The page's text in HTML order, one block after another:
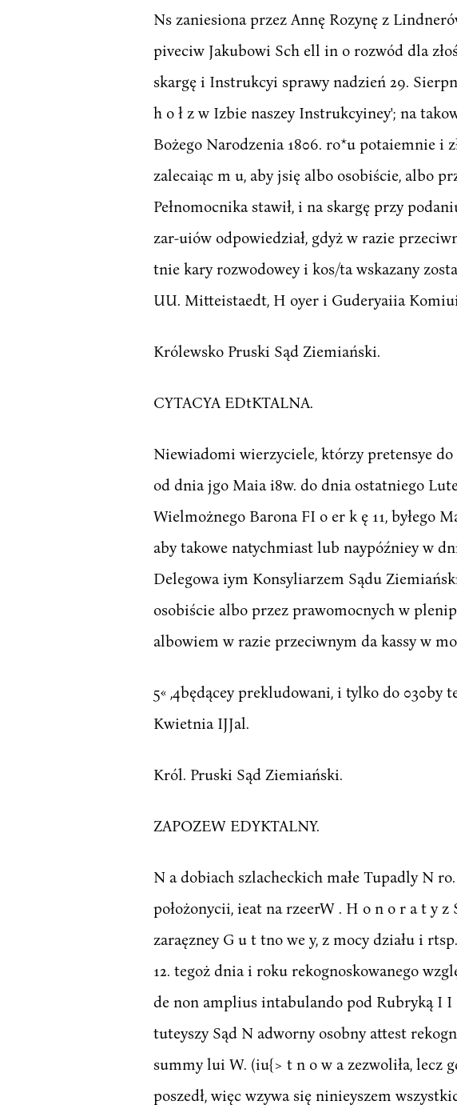
Ns zaniesiona przez Annę Rozynę z
piveciw Jakubowi Sch ell in o rozwód dla
skargę i Instrukcyi sprawy nadzień 29.
h o ł z w Izbie naszey Instrukcyiney'; na
Bożego Narodzenia 1806. ro*u potaiemnie i
zalecaiąc m u, aby jsię albo osobiście, albo
Pełnomocnika stawił, i na skargę przy
zar-uiów odpowiedział, gdyż w razie
tnie kary rozwodowey i kos/ta wskazany
UU. Mitteistaedt, H oyer i Guderyaiia
Królewsko Pruski Sąd Ziemiański.
CYTACYA EDtKTALNA.
Niewiadomi wierzyciele, którzy pretensye do
od dnia jgo Maia i8w. do dnia ostatniego
Wielmożnego Barona FI o er k ę 11, byłego
aby takowe natychmiast lub naypóźniey w
Delegowa iym Konsyliarzem Sądu
osobiście albo przez prawomocnych w
albowiem w razie przeciwnym da kassy w
5« ,4będącey prekludowani, i tylko do 030by
Kwietnia IJJal.
Król. Pruski Sąd Ziemiański.
ZAPOZEW EDYKTALNY.
N a dobiach szlacheckich małe Tupadly N
położonycii, ieat na rzeerW . H o n o r a t y z
zaraęzney G u t tno we y, z mocy działu i
12. tegoż dnia i roku rekognoskowanego
de non amplius intabulando pod Rubryką I I
tuteyszy Sąd N adworny osobny attest
summy lui W. (iu{> t n o w a zezwoliła, lecz
poszedł, więc wzywa się ninieyszem